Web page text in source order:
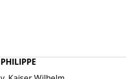
PHILIPPE